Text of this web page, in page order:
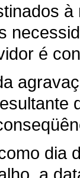
é
dia
a